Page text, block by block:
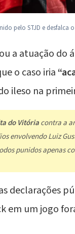
pelo STJD e
a atuação do
o caso iria
ileso na
do Vitóriacontra a
envolvendo Luiz
punidos apenas
declarações
em um jogo